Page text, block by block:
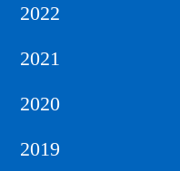
2022
2021
2020
2019